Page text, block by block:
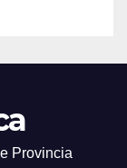
Provincia